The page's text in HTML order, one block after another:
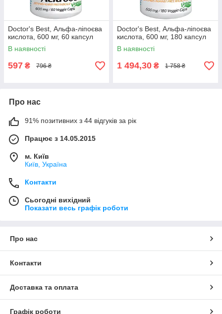
Doctor's Best, Альфа-ліпоєва
кислота, 600 мг, 60 капсул
В наявності
597 ₴ 796 ₴
Doctor's Best, Альфа-ліпоєва
кислота, 600 мг, 180 капсул
В наявності
1 494,30 ₴ 1 758 ₴
Про нас
91% позитивних з 44 відгуків за рік
Працює з 14.05.2015
м. Київ
Київ, Україна
Контакти
Сьогодні вихідний
Показати весь графік роботи
Про нас
Контакти
Доставка та оплата
Графік роботи